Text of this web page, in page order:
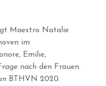
Maestro Natalie
im
Emilie,
nach den Frauen.
BTHVN 2020.